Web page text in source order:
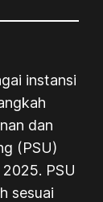
instansi
dan
(PSU)
PSU
sesuai